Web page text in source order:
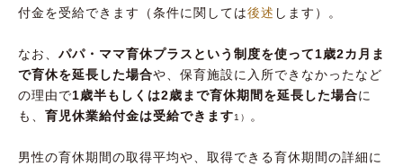
付金を受給できます（条件に関しては後述 します）。
なお、 パパ・ママ育休プラスという制度を使って1歳2カ月ま
で育休を延長した場合や、保育施設に入所できなかったなど
の理由で1歳半もしくは2歳まで育休期間を延長した場合に
も、 育児休業給付金は受給できます1） 。
男性の育休期間の取得平均や、取得できる育休期間の詳細に